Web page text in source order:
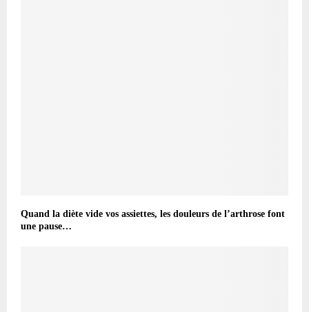
Quand la diète vide vos assiettes, les douleurs de l’arthrose font
une pause…